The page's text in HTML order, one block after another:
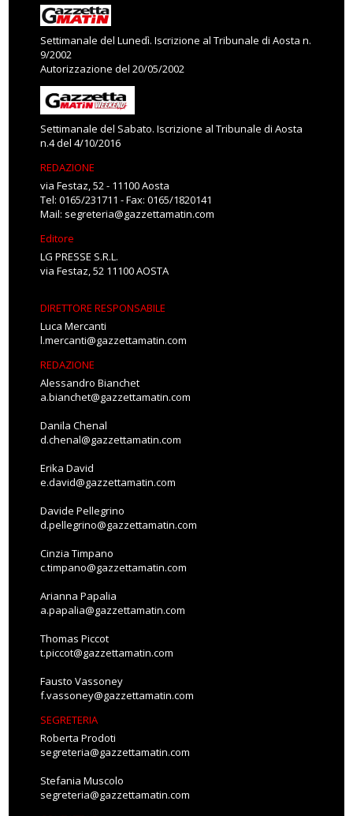
Settimanale del Lunedì. Iscrizione al Tribunale di Aosta n.
9/2002
Autorizzazione del 20/05/2002
Settimanale del Sabato. Iscrizione al Tribunale di Aosta
n.4 del 4/10/2016
REDAZIONE
via Festaz, 52 - 11100 Aosta
Tel: 0165/231711 - Fax: 0165/1820141
Mail: segreteria@gazzettamatin.com
Editore
LG PRESSE S.R.L.
via Festaz, 52 11100 AOSTA
DIRETTORE RESPONSABILE
Luca Mercanti
l.mercanti@gazzettamatin.com
REDAZIONE
Alessandro Bianchet
a.bianchet@gazzettamatin.com
Danila Chenal
d.chenal@gazzettamatin.com
Erika David
e.david@gazzettamatin.com
Davide Pellegrino
d.pellegrino@gazzettamatin.com
Cinzia Timpano
c.timpano@gazzettamatin.com
Arianna Papalia
a.papalia@gazzettamatin.com
Thomas Piccot
t.piccot@gazzettamatin.com
Fausto Vassoney
f.vassoney@gazzettamatin.com
SEGRETERIA
Roberta Prodoti
segreteria@gazzettamatin.com
Stefania Muscolo
segreteria@gazzettamatin.com